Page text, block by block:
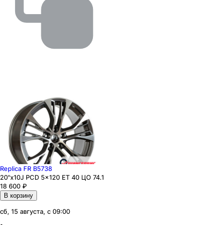
Replica FR B5738
20"x10J PCD 5x120 ЕТ 40 ЦО 74.1
18 600 ₽
В корзину
сб, 15 августа, с 09:00